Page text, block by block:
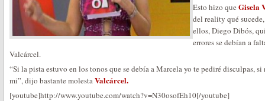
Esto hizo que Gisela
del reality qué
ellos, Diego Dibós,
errores se debían a
Valcárcel.
“Si la pista estuvo en los tonos que se debía a Marcela yo te pediré disculpas,
mi”, dijo bastante molestaValcárcel.
[youtube]http://www.youtube.com/watch?v=N30osofEh10[/youtube]